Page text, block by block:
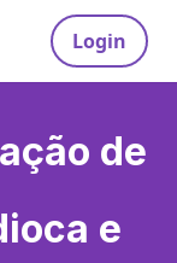
Login
de
e